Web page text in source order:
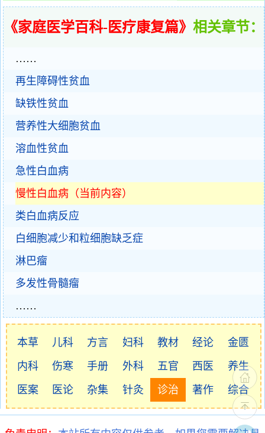
《家庭医学百科-医疗康复篇》 相关章节：
……
再生障碍性贫血
缺铁性贫血
营养性大细胞贫血
溶血性贫血
急性白血病
慢性白血病（当前内容）
类白血病反应
白细胞减少和粒细胞缺乏症
淋巴瘤
多发性骨髓瘤
……
本草 儿科 方言 妇科 教材 经论
金匮
内科
伤寒 手册 外科 五官 西医
养生
医案
医论 杂集 针灸 诊治 著作 综合